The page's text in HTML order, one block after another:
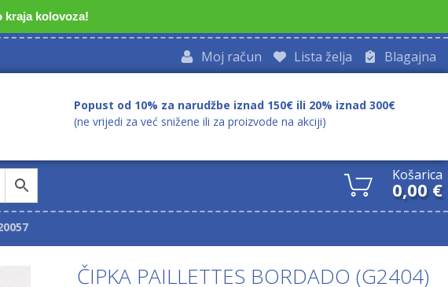
kraja kolovoza!
Blagajna
Lista želja
Moj račun
Popust od 10% za narudžbe iznad 150€ ili 20% iznad 300€
(ne vrijedi za već snižene ili za proizvode na akciji)
Košarica
0,00 €
ČIPKA PAILLETTES BORDADO (G2404)